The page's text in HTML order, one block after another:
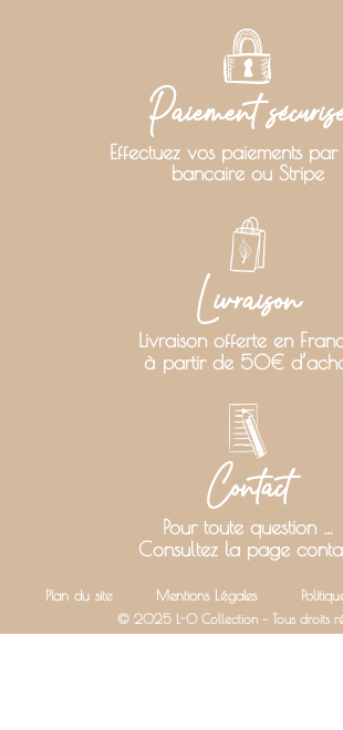
Paiement
Effectuez vos paiements
bancaire ou Stripe
Livraison
Livraison offerte en
à partir de 50€
Contact
Pour toute question …
Consultez la page
Plan du site Mentions Légales
© 2025 L-O Collection – Tous droits